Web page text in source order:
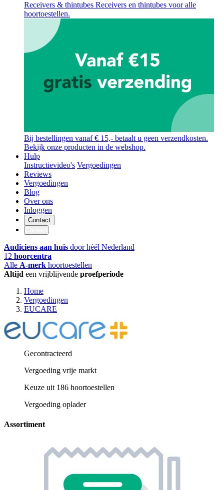
Receivers & thintubes Receivers en thintubes voor alle
hoortoestellen.
Bij bestellingen vanaf € 15,- betaalt u geen verzendkosten.
Bekijk onze producten in de webshop.
Hulp
Instructievideo's Vergoedingen
Reviews
Vergoedingen
Blog
Over ons
Inloggen
Contact
Audiciens aan huis door héél Nederland
12 hoorcentra
Alle A-merk hoortoestellen
Altijd een vrijblijvende proefperiode
Home
Vergoedingen
EUCARE
Gecontracteerd
Vergoeding vrije markt
Keuze uit 186 hoortoestellen
Vergoeding oplader
Assortiment